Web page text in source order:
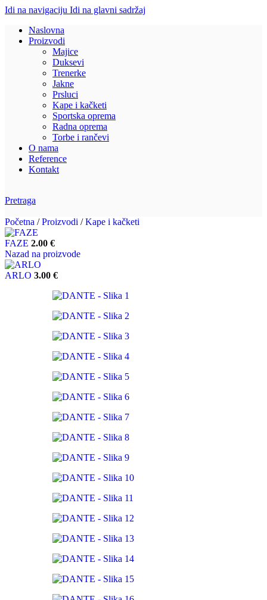
Idi na navigaciju Idi na glavni sadržaj
Naslovna
Proizvodi
Majice
Duksevi
Trenerke
Jakne
Prsluci
Kape i kačketi
Sportska oprema
Radna oprema
Torbe i rančevi
O nama
Reference
Kontakt
Pretraga
Početna / Proizvodi / Kape i kačketi
FAZE 2.00 €
Nazad na proizvode
ARLO 3.00 €